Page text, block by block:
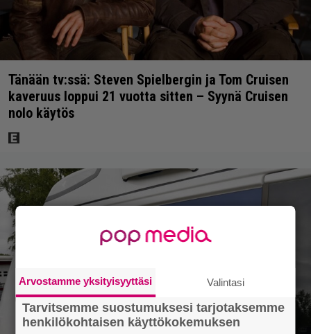
Tänään tv:ssä: Steven Spielbergin ja Tom Cruisen
kaveruus loppui 21 vuotta sitten – Syynä Cruisen
nolo käytös
Arvostamme yksityisyyttäsi Valintasi
Tarvitsemme suostumuksesi tarjotaksemme
henkilökohtaisen käyttökokemuksen